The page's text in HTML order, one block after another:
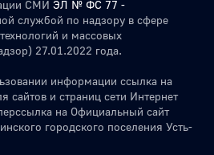
СМИ ЭЛ № ФС 77 -
службой по надзору в сфере
и массовых
27.01.2022 года.
информации ссылка на
сайтов и страниц сети Интернет
на Официальный сайт
городского поселения Усть-